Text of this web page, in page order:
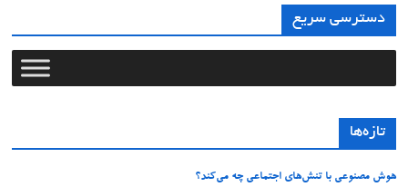
دسترسی سریع
تازه‌ها
هوش مصنوعی با تنش‌های اجتماعی چه می‌کند؟